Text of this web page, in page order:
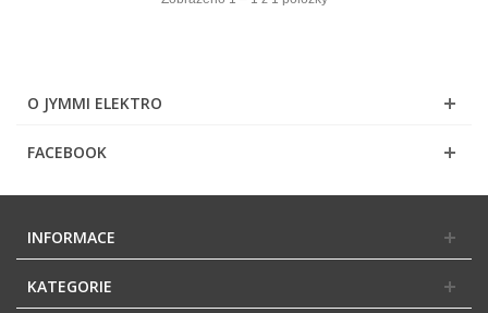
O JYMMI ELEKTRO
FACEBOOK
INFORMACE
KATEGORIE